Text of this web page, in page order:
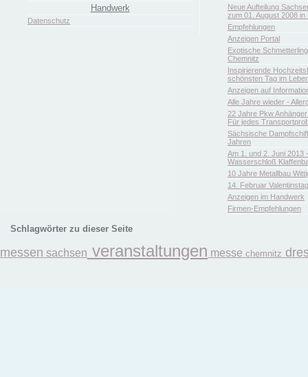
Handwerk
Datenschutz
Neue Aufteilung
zum 01. August 2008 in
Empfehlungen
Anzeigen Portal
Exotische
Chemnitz
Inspirierende
schönsten Tag im
Anzeigen auf
Alle Jahre wieder -
22 Jahre Pkw
Für jedes
Sächsische
Jahren
Am 1. und 2. Juni 2013
Wasserschloß
10 Jahre Metallbau
14. Februar
Anzeigen im Handwerk
Firmen-Empfehlungen
Schlagwörter zu dieser Seite
messen sachsen veranstaltungen messe chemnitz